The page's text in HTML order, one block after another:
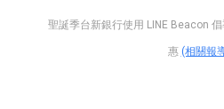
聖誕季台新銀行使用 LINE Beacon
惠 (相關報